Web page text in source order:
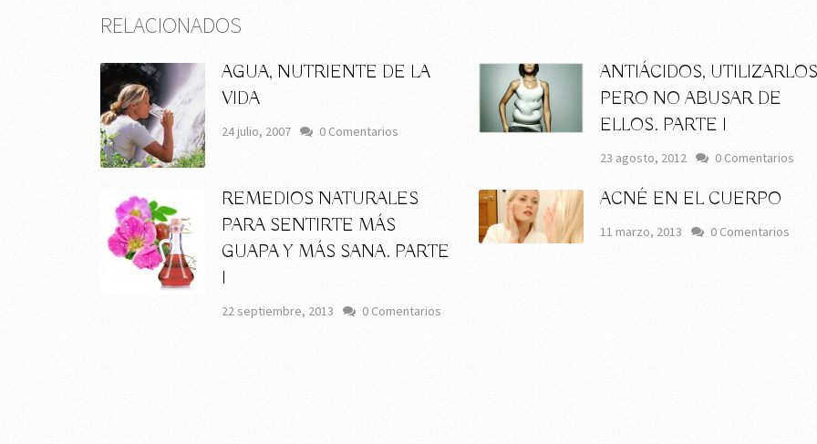
RELACIONADOS
AGUA, NUTRIENTE DE LA
VIDA
24 julio, 2007 0 Comentarios
ANTIÁCIDOS,
PERO NO ABUSAR DE
ELLOS. PARTE I
23 agosto, 2012 0 Comentarios
REMEDIOS NATURALES
PARA SENTIRTE MÁS
GUAPA Y MÁS SANA. PARTE
I
22 septiembre, 2013 0 Comentarios
ACNÉ EN EL CUERPO
11 marzo, 2013 0 Comentarios